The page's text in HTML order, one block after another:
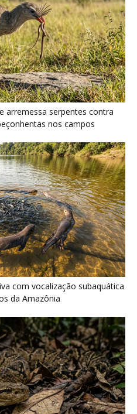
arremessa serpentes contra
nos campos
com vocalização subaquática
da Amazônia